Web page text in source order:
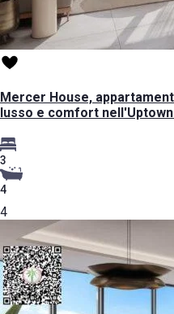
Mercer House,
lusso e comfort nell'Uptown
3
4
4